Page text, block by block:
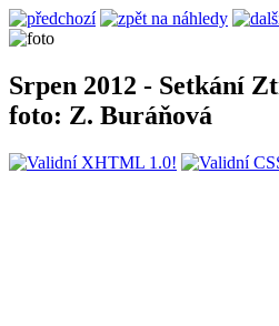
Srpen 2012 - Setkání
foto: Z. Buráňová